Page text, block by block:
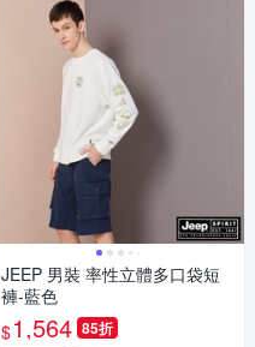
JEEP 男裝 率性立體多口袋短
褲-藍色
$1,564 85折